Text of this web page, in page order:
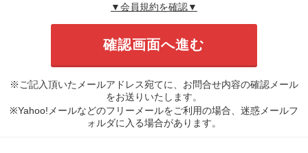
▼会員規約を確認▼
※ご記入頂いたメールアドレス宛てに、お問合せ内容の確認メール
をお送りいたします。
※Yahoo!メールなどのフリーメールをご利用の場合、迷惑メールフ
ォルダに入る場合があります。